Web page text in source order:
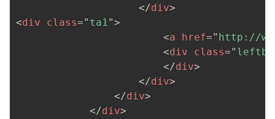
</div>
<div class=" ta1">
<a href=" http://
<div class="
</div>
</div>
</div>
</div>